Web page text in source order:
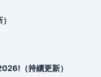
（持續更新）